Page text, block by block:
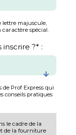
lettre majuscule,
spécial.
?*
Prof Express qui
conseils pratiques
le cadre de la
de la fourniture